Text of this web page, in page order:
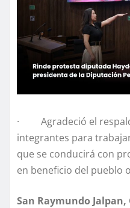
· Agradeció el
integrantes para
que se conducirá con
en beneficio del pueblo
San Raymundo Jalpan,